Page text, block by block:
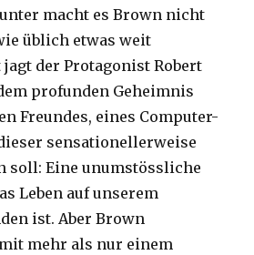
macht es Brown nicht
üblich etwas weit
der Protagonist Robert
profunden Geheimnis
Freundes, eines Computer-
sensationellerweise
soll: Eine unumstössliche
Leben auf unserem
ist. Aber Brown
mehr als nur einem